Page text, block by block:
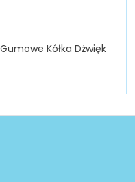
Kółka Dżwięk